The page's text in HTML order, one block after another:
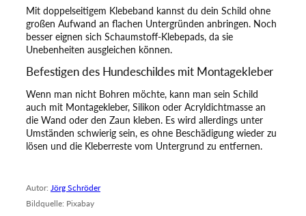
Mit doppelseitigem Klebeband kannst du dein Schild ohne
großen Aufwand an flachen Untergründen anbringen. Noch
besser eignen sich Schaumstoff-Klebepads, da sie
Unebenheiten ausgleichen können.
Befestigen des Hundeschildes mit Montagekleber
Wenn man nicht Bohren möchte, kann man sein Schild
auch mit Montagekleber, Silikon oder Acryldichtmasse an
die Wand oder den Zaun kleben. Es wird allerdings unter
Umständen schwierig sein, es ohne Beschädigung wieder zu
lösen und die Kleberreste vom Untergrund zu entfernen.
Autor: Jörg Schröder
Bildquelle: Pixabay